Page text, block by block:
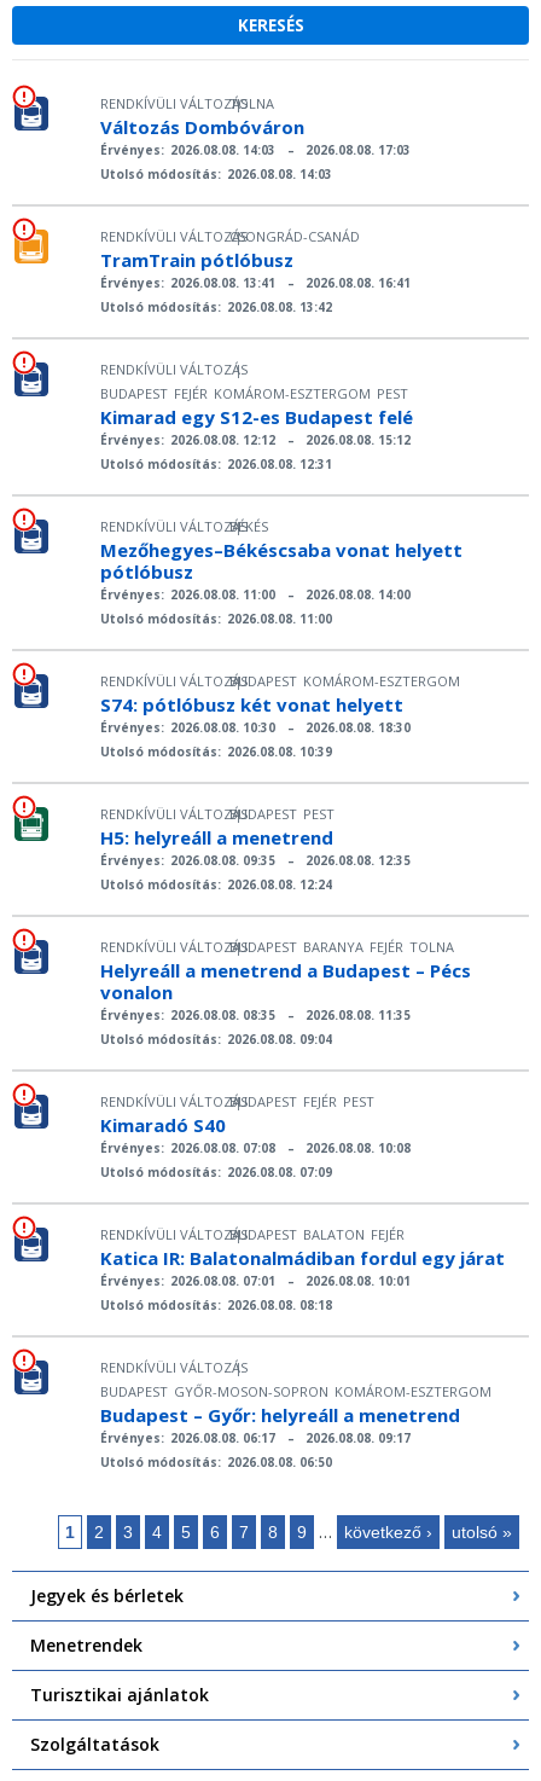
RENDKÍVÜLI VÁLTOZÁS
|
TOLNA
Változás Dombóváron
Érvényes: 2026.08.08. 14:03 –
2026.08.08. 17:03
Utolsó módosítás: 2026.08.08. 14:03
RENDKÍVÜLI VÁLTOZÁS
|
CSONGRÁD-CSANÁD
TramTrain pótlóbusz
Érvényes: 2026.08.08. 13:41 –
2026.08.08. 16:41
Utolsó módosítás: 2026.08.08. 13:42
RENDKÍVÜLI VÁLTOZÁS
|
BUDAPEST FEJÉR KOMÁROM-ESZTERGOM PEST
Kimarad egy S12-es Budapest felé
Érvényes: 2026.08.08. 12:12 –
2026.08.08. 15:12
Utolsó módosítás: 2026.08.08. 12:31
RENDKÍVÜLI VÁLTOZÁS
|
BÉKÉS
Mezőhegyes–Békéscsaba vonat helyett
pótlóbusz
Érvényes: 2026.08.08. 11:00 –
2026.08.08. 14:00
Utolsó módosítás: 2026.08.08. 11:00
RENDKÍVÜLI VÁLTOZÁS
|
BUDAPEST KOMÁROM-ESZTERGOM
S74: pótlóbusz két vonat helyett
Érvényes: 2026.08.08. 10:30 –
2026.08.08. 18:30
Utolsó módosítás: 2026.08.08. 10:39
RENDKÍVÜLI VÁLTOZÁS
|
BUDAPEST PEST
H5: helyreáll a menetrend
Érvényes: 2026.08.08. 09:35 –
2026.08.08. 12:35
Utolsó módosítás: 2026.08.08. 12:24
RENDKÍVÜLI VÁLTOZÁS
|
BUDAPEST BARANYA FEJÉR TOLNA
Helyreáll a menetrend a Budapest – Pécs
vonalon
Érvényes: 2026.08.08. 08:35 –
2026.08.08. 11:35
Utolsó módosítás: 2026.08.08. 09:04
RENDKÍVÜLI VÁLTOZÁS
|
BUDAPEST FEJÉR PEST
Kimaradó S40
Érvényes: 2026.08.08. 07:08 –
2026.08.08. 10:08
Utolsó módosítás: 2026.08.08. 07:09
RENDKÍVÜLI VÁLTOZÁS
|
BUDAPEST BALATON FEJÉR
Katica IR: Balatonalmádiban fordul egy járat
Érvényes: 2026.08.08. 07:01 –
2026.08.08. 10:01
Utolsó módosítás: 2026.08.08. 08:18
RENDKÍVÜLI VÁLTOZÁS
|
BUDAPEST GYŐR-MOSON-SOPRON KOMÁROM-ESZTERGOM
Budapest – Győr: helyreáll a menetrend
Érvényes: 2026.08.08. 06:17 –
2026.08.08. 09:17
Utolsó módosítás: 2026.08.08. 06:50
1 2 3 4 5 6 7 8 9 … következő › utolsó »
Jegyek és bérletek
Menetrendek
Turisztikai ajánlatok
Szolgáltatások